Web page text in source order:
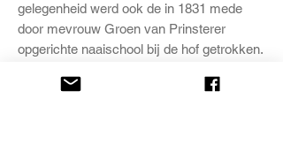
gelegenheid werd ook de in 1831 mede
door mevrouw Groen van Prinsterer
opgerichte naaischool bij de hof getrokken.
appartementen aanwezig. Daarnaast is er